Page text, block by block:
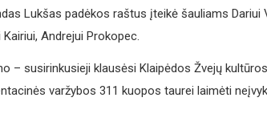
Lukšas padėkos raštus įteikė šauliams Dariui
Andrejui Prokopec.
– susirinkusieji klausėsi Klaipėdos Žvejų
varžybos 311 kuopos taurei laimėti